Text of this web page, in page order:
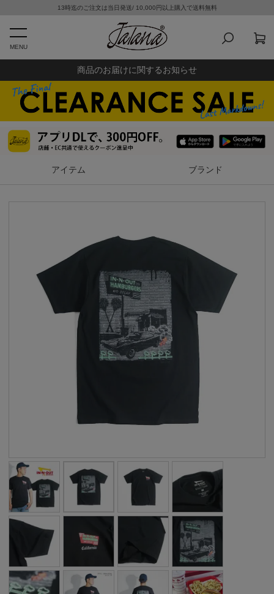
13時迄のご注文は当日発送/ 10,000円以上購入で送料無料
MENU
商品のお届けに関するお知らせ
アイテム ブランド